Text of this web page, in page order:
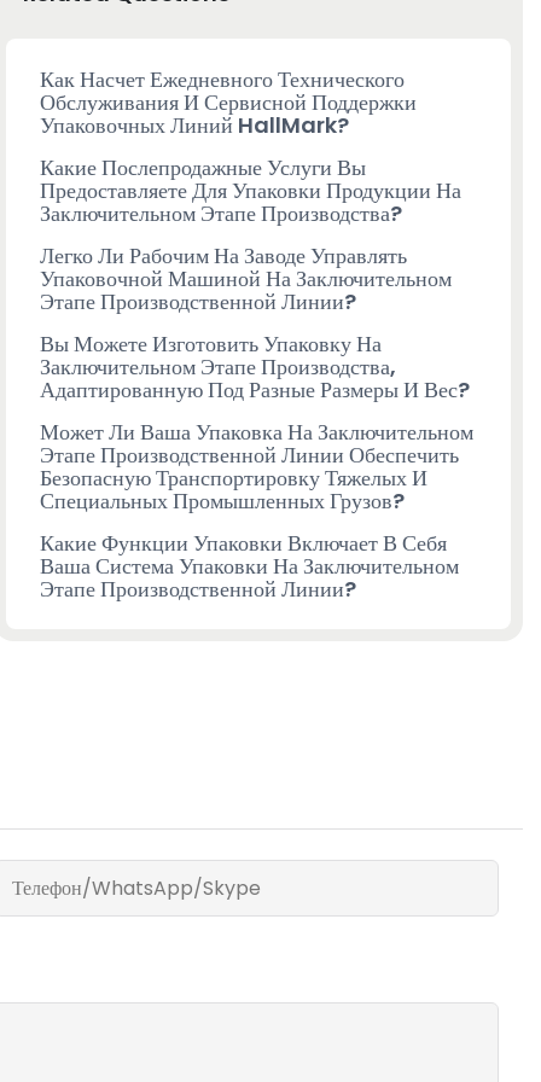
Как Насчет Ежедневного Технического
Обслуживания И Сервисной Поддержки
Упаковочных Линий HallMark?
Какие Послепродажные Услуги Вы
Предоставляете Для Упаковки Продукции На
Заключительном Этапе Производства?
Легко Ли Рабочим На Заводе Управлять
Упаковочной Машиной На Заключительном
Этапе Производственной Линии?
Вы Можете Изготовить Упаковку На
Заключительном Этапе Производства,
Адаптированную Под Разные Размеры И Вес?
Может Ли Ваша Упаковка На Заключительном
Этапе Производственной Линии Обеспечить
Безопасную Транспортировку Тяжелых И
Специальных Промышленных Грузов?
Какие Функции Упаковки Включает В Себя
Ваша Система Упаковки На Заключительном
Этапе Производственной Линии?
Телефон/WhatsApp/Skype